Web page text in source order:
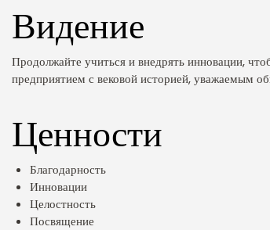
Видение
Продолжайте учиться и внедрять инновации,
предприятием с вековой историей, уважаемым
Ценности
Благодарность
Инновации
Целостность
Посвящение